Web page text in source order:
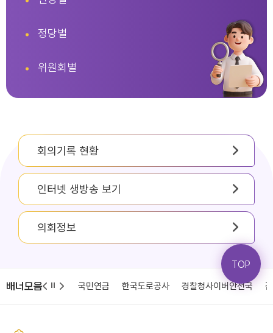
정당별
위원회별
회의기록 현황
인터넷 생방송 보기
의회정보
배너모음
국민건강보험 국민연금 한국도로공사 경찰청사이버안전국
TOP